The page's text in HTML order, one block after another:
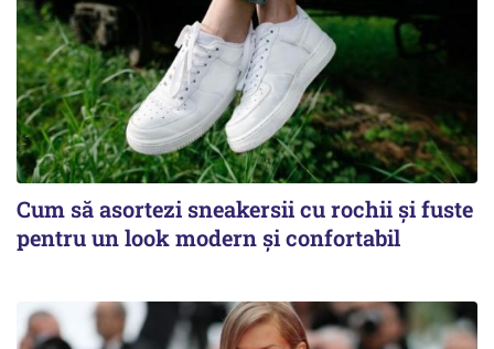
Cum să asortezi sneakersii cu rochii și fuste
pentru un look modern și confortabil